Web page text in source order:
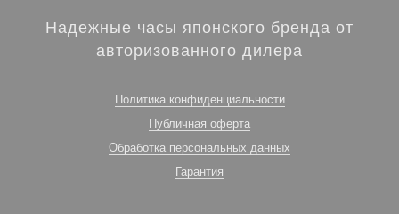
Надежные часы японского бренда от
авторизованного дилера
Политика конфиденциальности
Публичная оферта
Обработка персональных данных
Гарантия